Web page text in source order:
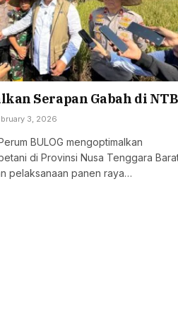
Serapan Gabah di NTB
3, 2026
BULOG mengoptimalkan
di Provinsi Nusa Tenggara
pelaksanaan panen raya…